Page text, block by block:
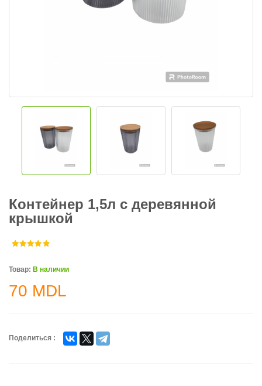
Контейнер 1,5л с деревянной
крышкой
Товар: В наличии
70 MDL
Поделиться :